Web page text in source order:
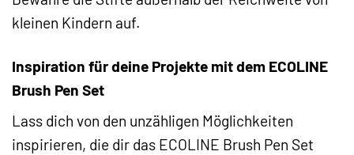
kleinen Kindern auf.
Inspiration für deine Projekte mit dem ECOLINE
Brush Pen Set
Lass dich von den unzähligen Möglichkeiten
inspirieren, die dir das ECOLINE Brush Pen Set